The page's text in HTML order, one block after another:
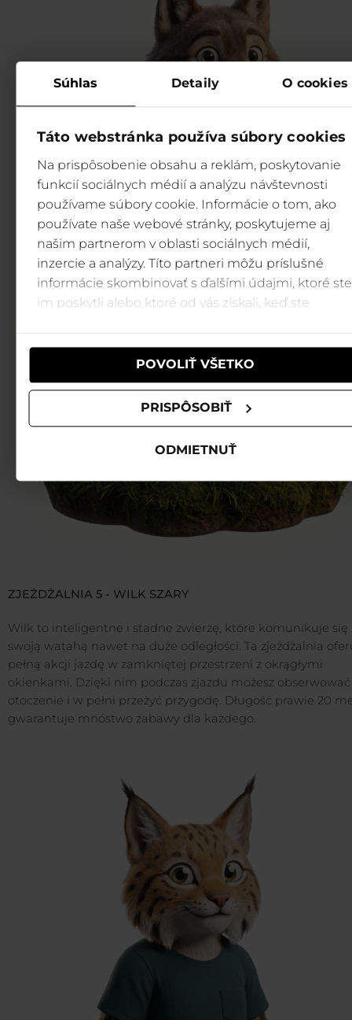
Súhlas Detaily O cookies
Táto webstránka používa súbory cookies
Na prispôsobenie obsahu a reklám, poskytovanie
funkcií sociálnych médií a analýzu návštevnosti
používame súbory cookie. Informácie o tom, ako
používate naše webové stránky, poskytujeme aj
našim partnerom v oblasti sociálnych médií,
inzercie a analýzy. Títo partneri môžu príslušné
informácie skombinovať s ďalšími údajmi, ktoré ste
im poskytli alebo ktoré od vás získali, keď ste
POVOLIŤ VŠETKO
PRISPÔSOBIŤ
ODMIETNUŤ
ZJEŻDŻALNIA 5 - WILK SZARY
Wilk to inteligentne i stadne zwierzę, które komunikuje się
swoją watahą nawet na duże odległości. Ta zjeżdżalnia
pełną akcji jazdę w zamkniętej przestrzeni z okrągłymi
okienkami. Dzięki nim podczas zjazdu możesz obserwować
otoczenie i w pełni przeżyć przygodę. Długość prawie 20
gwarantuje mnóstwo zabawy dla każdego.